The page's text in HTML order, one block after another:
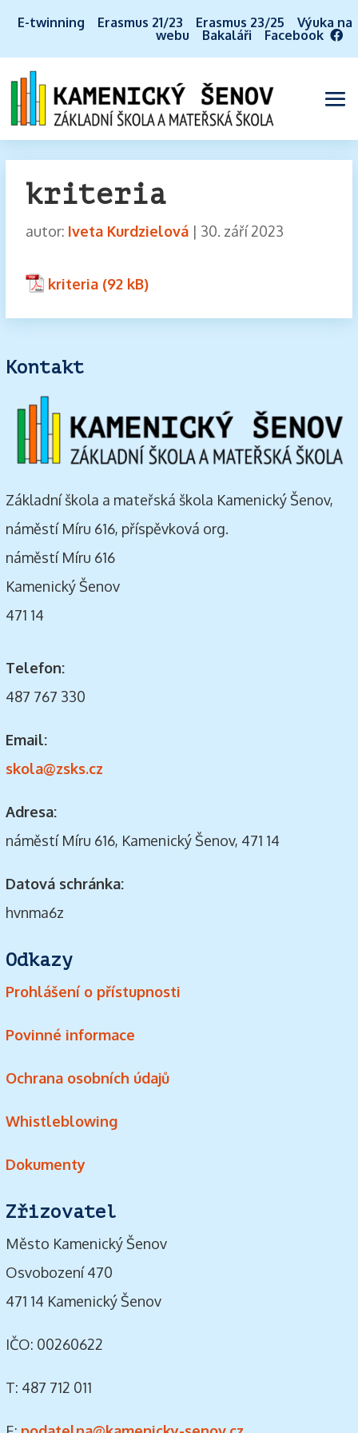
E-twinning Erasmus 21/23 Erasmus 23/25
Výuka na
webu
Bakaláři Facebook
kriteria
autor: Iveta Kurdzielová| 30. září 2023
kriteria
Kontakt
Základní škola a mateřská škola Kamenický Šenov,
náměstí Míru 616, příspěvková org.
náměstí Míru 616
Kamenický Šenov
471 14
Telefon:
487 767 330
Email:
skola@zsks.cz
Adresa:
náměstí Míru 616, Kamenický Šenov, 471 14
Datová schránka:
hvnma6z
Odkazy
Prohlášení o přístupnosti
Povinné informace
Ochrana osobních údajů
Whistleblowing
Dokumenty
Zřizovatel
Město Kamenický Šenov
Osvobození 470
471 14 Kamenický Šenov
IČO: 00260622
T: 487 712 011